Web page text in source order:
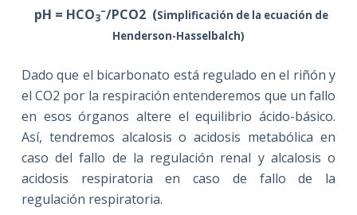
pH = HCO3
–/PCO2 (Simplificación de la ecuación de
Henderson-Hasselbalch)
Dado que el bicarbonato está regulado en el riñón y
el CO2 por la respiración entenderemos que un fallo
en esos órganos altere el equilibrio ácido-básico.
Así, tendremos alcalosis o acidosis metabólica en
caso del fallo de la regulación renal y alcalosis o
acidosis respiratoria en caso de fallo de la
regulación respiratoria.